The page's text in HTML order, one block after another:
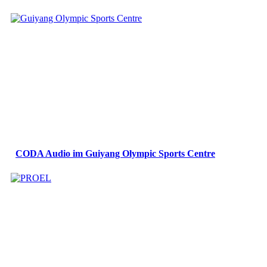
CODA Audio im Guiyang Olympic Sports Centre